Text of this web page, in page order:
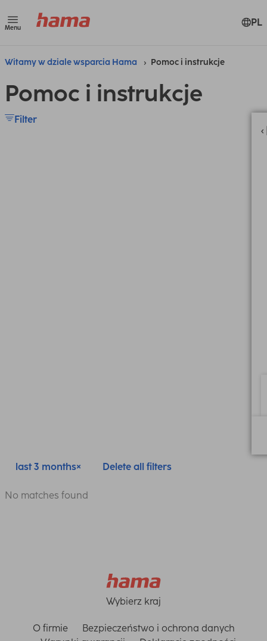
Menu PL
Witamy w dziale wsparcia Hama Pomoc i instrukcje
Pomoc i instrukcje
Filter
last 3 months Delete all filters
No matches found
Wybierz kraj
O firmie
Bezpieczeństwo i ochrona danych